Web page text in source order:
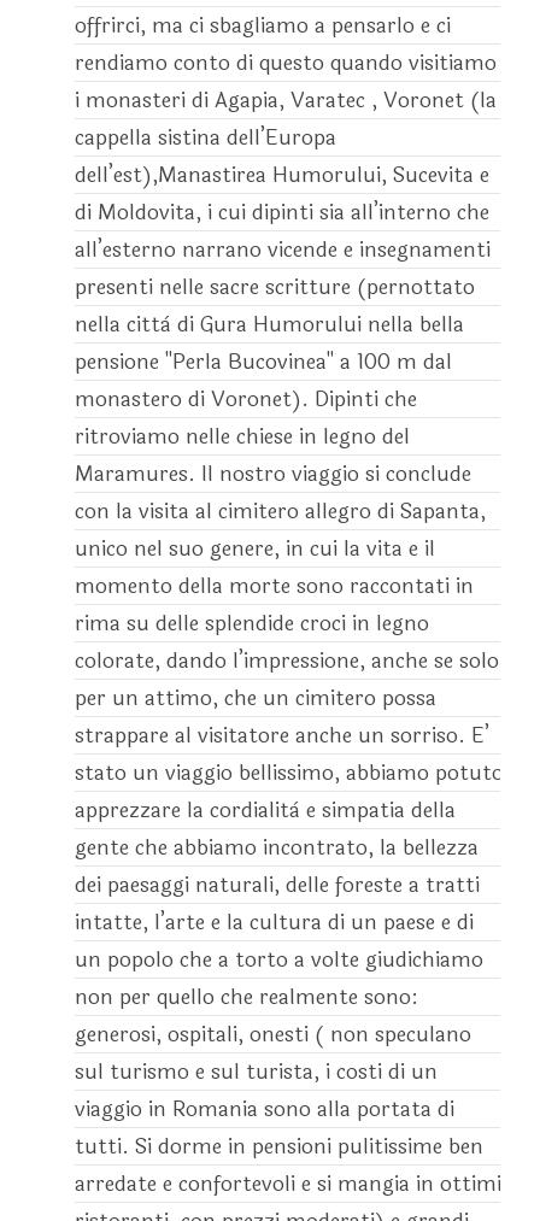
offrirci, ma ci sbagliamo a pensarlo e ci
rendiamo conto di questo quando visitiamo
i monasteri di Agapia, Varatec , Voronet (la
cappella sistina dell’Europa
dell’est),Manastirea Humorului, Sucevita e
di Moldovita, i cui dipinti sia all’interno che
all’esterno narrano vicende e insegnamenti
presenti nelle sacre scritture (pernottato
nella città di Gura Humorului nella bella
pensione "Perla Bucovinea" a 100 m dal
monastero di Voronet). Dipinti che
ritroviamo nelle chiese in legno del
Maramures. Il nostro viaggio si conclude
con la visita al cimitero allegro di Sapanta,
unico nel suo genere, in cui la vita e il
momento della morte sono raccontati in
rima su delle splendide croci in legno
colorate, dando l’impressione, anche se solo
per un attimo, che un cimitero possa
strappare al visitatore anche un sorriso. E’
stato un viaggio bellissimo, abbiamo potuto
apprezzare la cordialità e simpatia della
gente che abbiamo incontrato, la bellezza
dei paesaggi naturali, delle foreste a tratti
intatte, l’arte e la cultura di un paese e di
un popolo che a torto a volte giudichiamo
non per quello che realmente sono:
generosi, ospitali, onesti ( non speculano
sul turismo e sul turista, i costi di un
viaggio in Romania sono alla portata di
tutti. Si dorme in pensioni pulitissime ben
arredate e confortevoli e si mangia in ottimi